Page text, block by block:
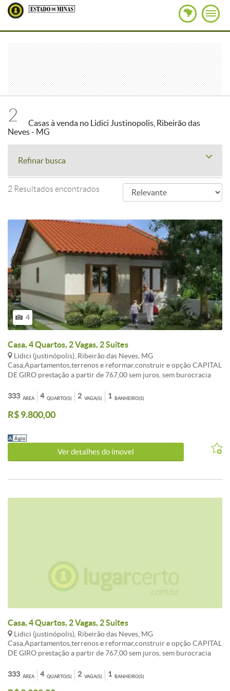
2
Casas à venda no Lidici Justinopolis, Ribeirão das
Neves - MG
Refinar busca
2 Resultados encontrados
4
Casa, 4 Quartos, 2 Vagas, 2 Suites
Lidici (justinópolis), Ribeirão das Neves, MG
Casa,Apartamentos,terrenos e reformar,construir e opção CAPITAL
DE GIRO prestação a partir de 767,00 sem juros, sem burocracia
compra. ATENDIMENTO EM TODO BRASIL. , AUTORIZADO PELO
BANCO CENTRAL. fotos ilustrativo, não contemplado,
OPORTUNIDADE!!! LIGUE AGORA TR:( 31 ) 3495-5224 Celular:
n: 2055 BH-MG
ÁREA
333 QUARTO(S)
4 VAGA(S)
2 BANHEIRO(S)
1
R$ 9.800,00
Ver detalhes do ímovel
Casa, 4 Quartos, 2 Vagas, 2 Suites
Lidici (justinópolis), Ribeirão das Neves, MG
Casa,Apartamentos,terrenos e reformar,construir e opção CAPITAL
DE GIRO prestação a partir de 767,00 sem juros, sem burocracia
compra. ATENDIMENTO EM TODO BRASIL. , AUTORIZADO PELO
BANCO CENTRAL. fotos ilustrativo, não contemplado,
ÁREA
333 QUARTO(S)
4 VAGA(S)
2 BANHEIRO(S)
1